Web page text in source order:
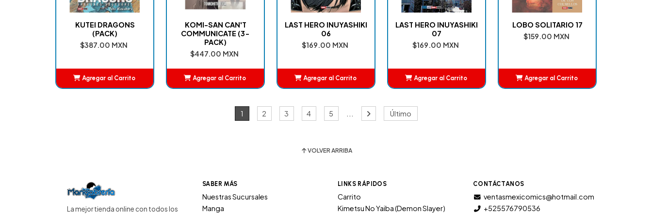
KUTEI DRAGONS
(PACK)
$387.00 MXN
Agregar al Carrito
KOMI-SAN CAN'T
COMMUNICATE (3-
PACK)
$447.00 MXN
Agregar al Carrito
LAST HERO INUYASHIKI
06
$169.00 MXN
Agregar al Carrito
LAST HERO INUYASHIKI
07
$169.00 MXN
Agregar al Carrito
LOBO SOLITARIO 17
$159.00 MXN
Agregar al Carrito
1 2 3 4 5 ... Último
VOLVER ARRIBA
La mejor tienda online con todos los
SABER MÁS
Nuestras Sucursales
Manga
LINKS RÁPIDOS
Carrito
Kimetsu No Yaiba (Demon Slayer)
CONTÁCTANOS
ventasmexicomics@hotmail.com
+525576790536